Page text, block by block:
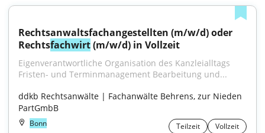
Rechtsanwaltsfachangestellten (m/w/d) oder
Rechtsfachwirt (m/w/d) in Vollzeit
Eigenverantwortliche Organisation des Kanzleialltags
Fristen- und Terminmanagement Bearbeitung und...
ddkb Rechtsanwälte | Fachanwälte Behrens, zur Nieden
PartGmbB
Bonn Teilzeit
Vollzeit